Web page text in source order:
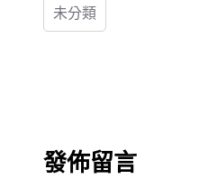
未分類
發佈留言